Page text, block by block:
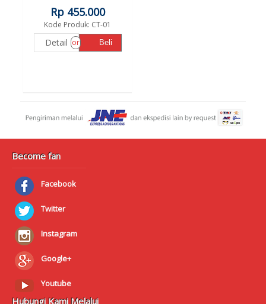
Rp 455.000
Kode Produk: CT-01
Detail or Beli
Become fan
Facebook
Twitter
Instagram
Google+
Youtube
Hubungi Kami Melalui